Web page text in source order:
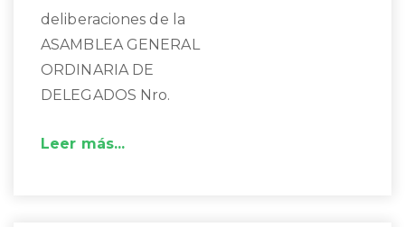
deliberaciones de la
ASAMBLEA GENERAL
ORDINARIA DE
DELEGADOS Nro.
Leer más...